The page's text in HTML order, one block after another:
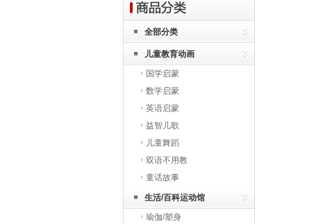
全部分类
儿童教育动画
国学启蒙
数学启蒙
英语启蒙
益智儿歌
儿童舞蹈
双语不用教
童话故事
生活/百科运动馆
瑜伽/塑身